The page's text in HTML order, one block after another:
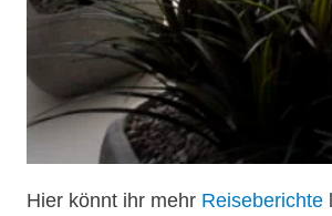
Hier könnt ihr mehr Reiseberichte